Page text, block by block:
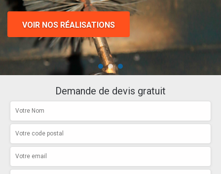
VOIR NOS RÉALISATIONS
Demande de devis gratuit